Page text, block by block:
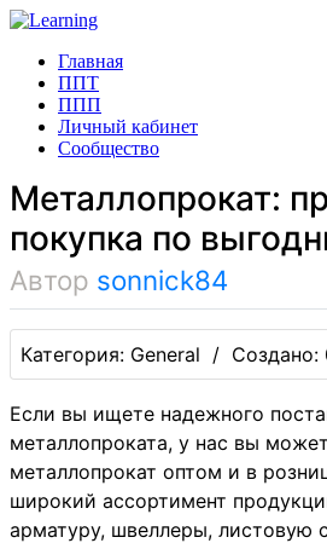
Главная
ППТ
ППП
Личный кабинет
Сообщество
Металлопрокат:
покупка по
Автор sonnick84
Категория: General / Создано:
Если вы ищете надежного
металлопроката, у нас вы
металлопрокат оптом и в
широкий ассортимент
арматуру, швеллеры, листовую